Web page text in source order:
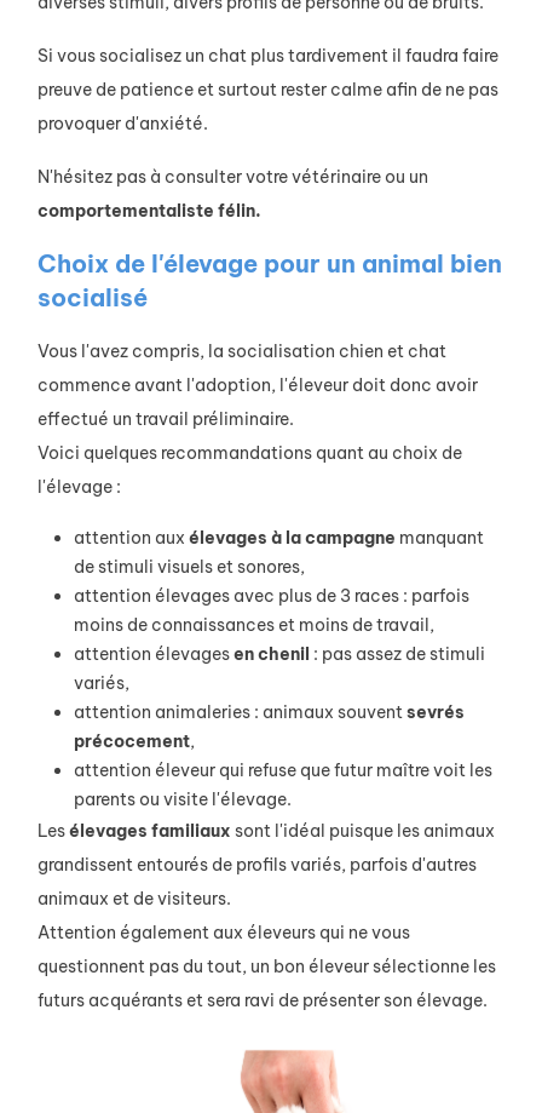
Si vous socialisez un chat plus tardivement il faudra faire
preuve de patience et surtout rester calme afin de ne pas
provoquer d'anxiété.
N'hésitez pas à consulter votre vétérinaire ou un
comportementaliste félin.
Choix de l'élevage pour un animal bien
socialisé
Vous l'avez compris, la socialisation chien et chat
commence avant l'adoption, l'éleveur doit donc avoir
effectué un travail préliminaire.
Voici quelques recommandations quant au choix de
l'élevage :
attention aux élevages à la campagne manquant
de stimuli visuels et sonores,
attention élevages avec plus de 3 races : parfois
moins de connaissances et moins de travail,
attention élevagesen chenil : pas assez de stimuli
variés,
attention animaleries : animaux souventsevrés
précocement,
attention éleveur qui refuse que futur maître voit les
parents ou visite l'élevage.
Lesélevages familiaux sont l'idéal puisque les animaux
grandissent entourés de profils variés, parfois d'autres
animaux et de visiteurs.
Attention également aux éleveurs qui ne vous
questionnent pas du tout, un bon éleveur sélectionne les
futurs acquérants et sera ravi de présenter son élevage.